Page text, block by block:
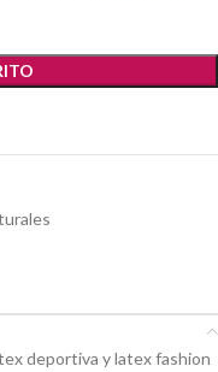
deportiva y latex fashion